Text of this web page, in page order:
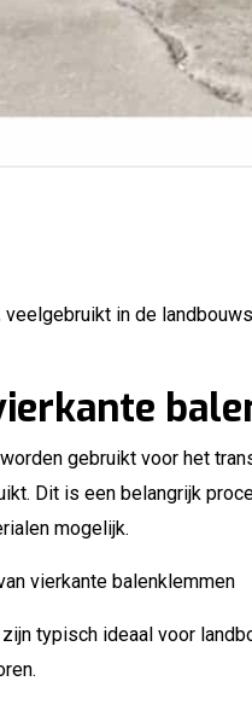
in de
gebruikt voor het
Dit is een belangrijk
mogelijk.
vierkante balenklemmen
typisch ideaal voor